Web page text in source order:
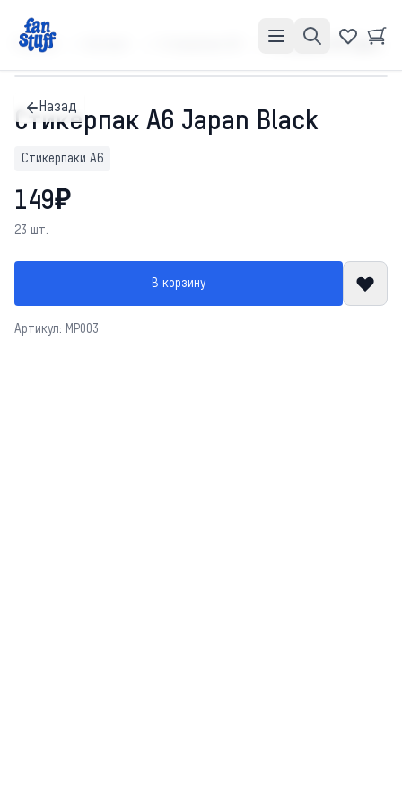
Главная Стикерпак А6 Japan Black
Назад
Стикерпак А6 Japan Black
Стикерпаки А6
149₽
23 шт.
В корзину
Артикул: MP003